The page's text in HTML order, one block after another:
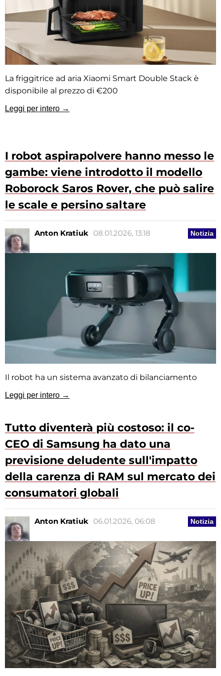
La friggitrice ad aria Xiaomi Smart Double Stack è
disponibile al prezzo di €200
Leggi per intero →
I robot aspirapolvere hanno messo le
gambe: viene introdotto il modello
Roborock Saros Rover, che può salire
le scale e persino saltare
Notizia
Anton Kratiuk 08.01.2026, 13:18
Il robot ha un sistema avanzato di bilanciamento
Leggi per intero →
Tutto diventerà più costoso: il co-
CEO di Samsung ha dato una
previsione deludente sull'impatto
della carenza di RAM sul mercato dei
consumatori globali
Notizia
Anton Kratiuk 06.01.2026, 06:08